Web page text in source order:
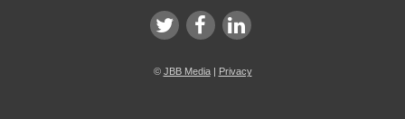
© JBB Media| Privacy